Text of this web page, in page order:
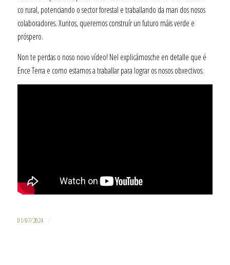
co rural, potenciando o sector forestal e traballando da man dos nosos
colaboradores. Xuntos, queremos construír un futuro máis verde e
próspero.
Non te perdas o noso novo vídeo! Nel explicámosche en detalle que é
Ence Terra e como estamos a traballar para lograr os nosos obxectivos.
01/07/2024 /